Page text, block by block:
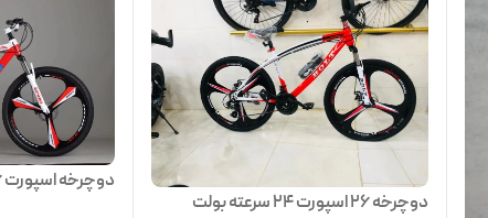
دوچرخه ۲۶ اسپورت ۲۴ سرعته بولت
دوچرخه اسپورت 26 BMW خفاشی